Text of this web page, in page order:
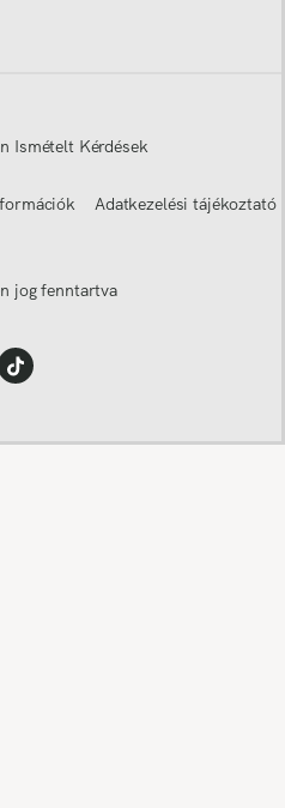
Ismételt Kérdések
Adatkezelési tájékoztató
jog fenntartva